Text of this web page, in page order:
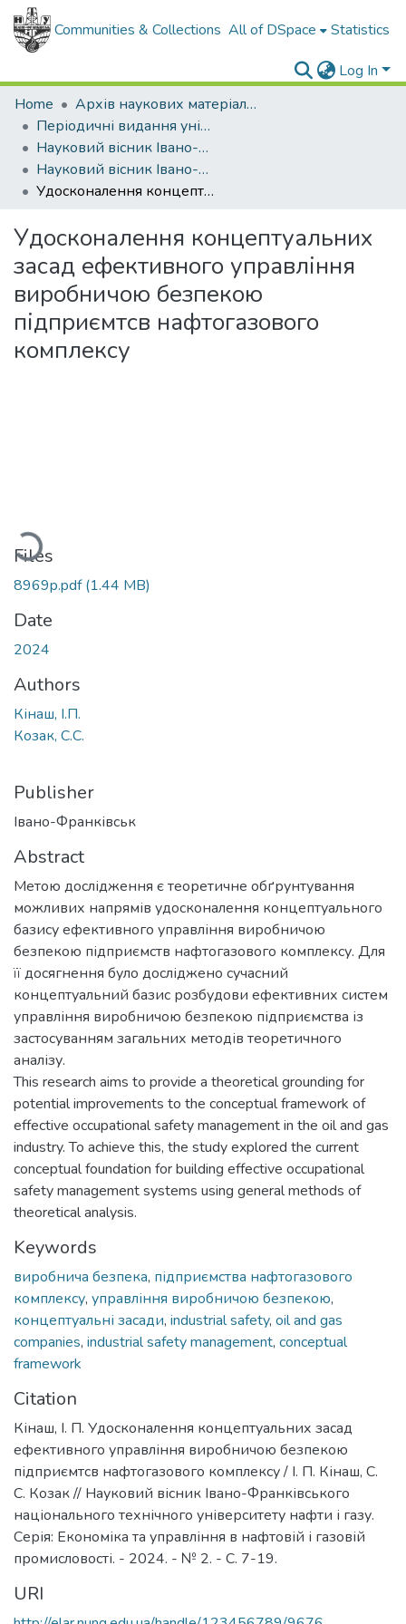
Communities & Collections All of DSpace Statistics
Log In
Home
Архів наукових матеріалів
Періодичні видання університету
Науковий вісник Івано-Франківського національного технічного університету нафти і газу. Серія: Економіка та управління в нафтовій і газовій промисловості
Науковий вісник Івано-Франківського національного технічного університету нафти і газу. Серія: Економіка та управління в нафтовій і газовій промисловості - 2024 - №2 .
Удосконалення концептуальних засад ефективного управління виробничою безпекою підприємтсв нафтогазового комплексу
Удосконалення концептуальних
засад ефективного управління
виробничою безпекою
підприємтсв нафтогазового
комплексу
Loading...
Files
8969p.pdf(1.44 MB)
Date
2024
Authors
Кінаш, І.П.
Козак, С.С.
Publisher
Івано-Франківськ
Abstract
Метою дослідження є теоретичне обґрунтування
можливих напрямів удосконалення концептуального
базису ефективного управління виробничою
безпекою підприємств нафтогазового комплексу. Для
її досягнення було досліджено сучасний
концептуальний базис розбудови ефективних систем
управління виробничою безпекою підприємства із
застосуванням загальних методів теоретичного
аналізу.
This research aims to provide a theoretical grounding for
potential improvements to the conceptual framework of
effective occupational safety management in the oil and gas
industry. To achieve this, the study explored the current
conceptual foundation for building effective occupational
safety management systems using general methods of
theoretical analysis.
Keywords
виробнича безпека, підприємства нафтогазового
комплексу, управління виробничою безпекою,
концептуальні засади, industrial safety, oil and gas
companies, industrial safety management, conceptual
framework
Citation
Кінаш, І. П. Удосконалення концептуальних засад
ефективного управління виробничою безпекою
підприємтсв нафтогазового комплексу / І. П. Кінаш, С.
С. Козак // Науковий вісник Івано-Франківського
національного технічного університету нафти і газу.
Серія: Економіка та управління в нафтовій і газовій
промисловості. - 2024. - № 2. - С. 7-19.
URI